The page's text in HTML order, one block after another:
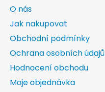
O nás
Jak nakupovat
Obchodní podmínky
Ochrana osobních údajů
Hodnocení obchodu
Moje objednávka